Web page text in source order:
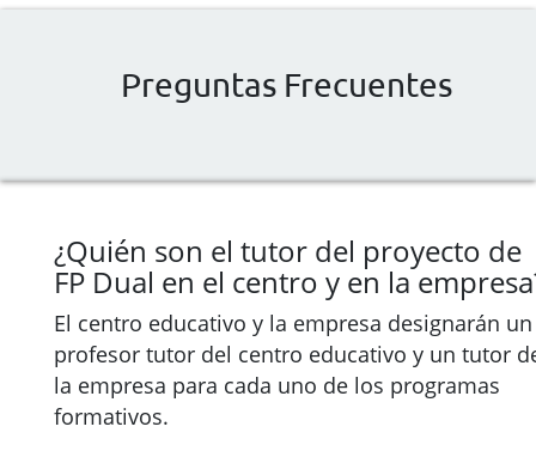
Preguntas Frecuentes
¿Quién son el tutor del proyecto de
FP Dual en el centro y en la
El centro educativo y la empresa designarán un
profesor tutor del centro educativo y un tutor
la empresa para cada uno de los programas
formativos.